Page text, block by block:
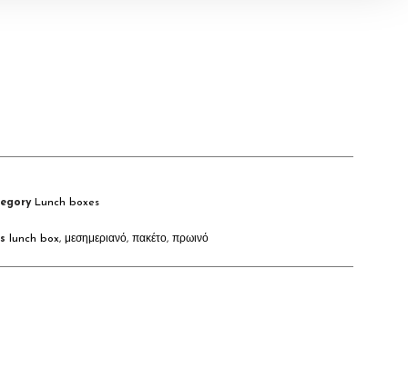
Lunch boxes
lunch box,μεσημεριανό,πακέτο,πρωινό